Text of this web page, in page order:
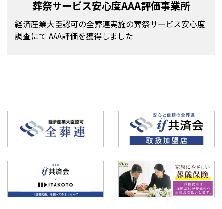
また、「全葬連ｉｆ共済会by ベネフィット・ステーショ
ｉｆ共済会ホームページ（https://if-kyosai.jp/）登録画面
より、お手続きをお願いいたします。
(全葬連if共済会byえらべる倶楽部サービス終了および
全葬連if共済会byベネフィット・ステーションサービス開
始のご案内)
お知らせ
2021.05.28
有限会社朝日屋・朝日屋新浜会館イメージCMをYouTubeで
葬祭サービス安心度AAA評価事業所
経済産業大臣認可の全葬連実施の葬祭サービス安心度
調査にて AAA評価を獲得しました